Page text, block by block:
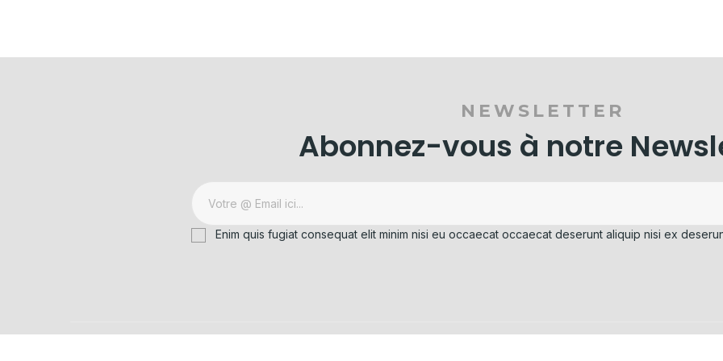
NEWSLETTER
Abonnez-vous à notre
Enim quis fugiat consequat elit minim nisi eu occaecat occaecat deserunt aliquip nisi ex